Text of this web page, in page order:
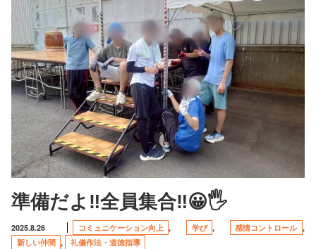
準備だよ‼️全員集合‼️😀🖐️
2025.8.26 コミュニケーション向上 , 学び , 感情コントロール ,
新しい仲間 , 礼儀作法・道徳指導